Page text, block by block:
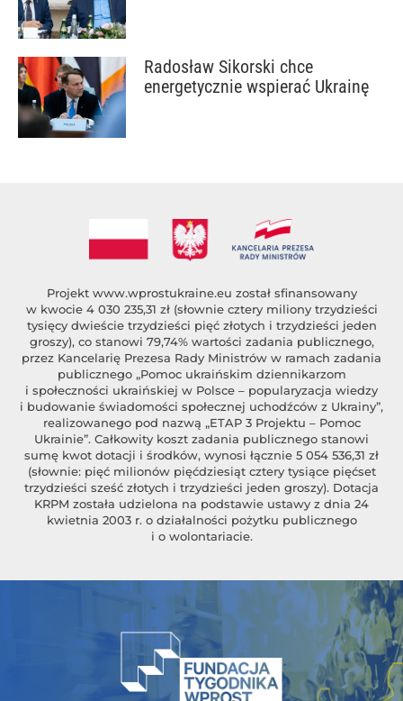
Radosław Sikorski chce
energetycznie wspierać Ukrainę
Projekt www.wprostukraine.eu został sfinansowany
w kwocie 4 030 235,31 zł (słownie cztery miliony trzydzieści
tysięcy dwieście trzydzieści pięć złotych i trzydzieści jeden
groszy), co stanowi 79,74% wartości zadania publicznego,
przez Kancelarię Prezesa Rady Ministrów w ramach zadania
publicznego „Pomoc ukraińskim dziennikarzom
i społeczności ukraińskiej w Polsce – popularyzacja wiedzy
i budowanie świadomości społecznej uchodźców z Ukrainy”,
realizowanego pod nazwą „ETAP 3 Projektu – Pomoc
Ukrainie”. Całkowity koszt zadania publicznego stanowi
sumę kwot dotacji i środków, wynosi łącznie 5 054 536,31 zł
(słownie: pięć milionów pięćdziesiąt cztery tysiące pięćset
trzydzieści sześć złotych i trzydzieści jeden groszy). Dotacja
KRPM została udzielona na podstawie ustawy z dnia 24
kwietnia 2003 r. o działalności pożytku publicznego
i o wolontariacie.